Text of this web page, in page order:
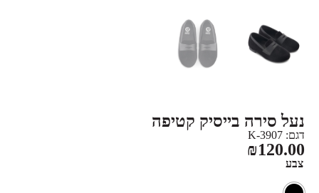
נעל סירה בייסיק קטיפה
דגם: 3907-K
₪120.00
צבע